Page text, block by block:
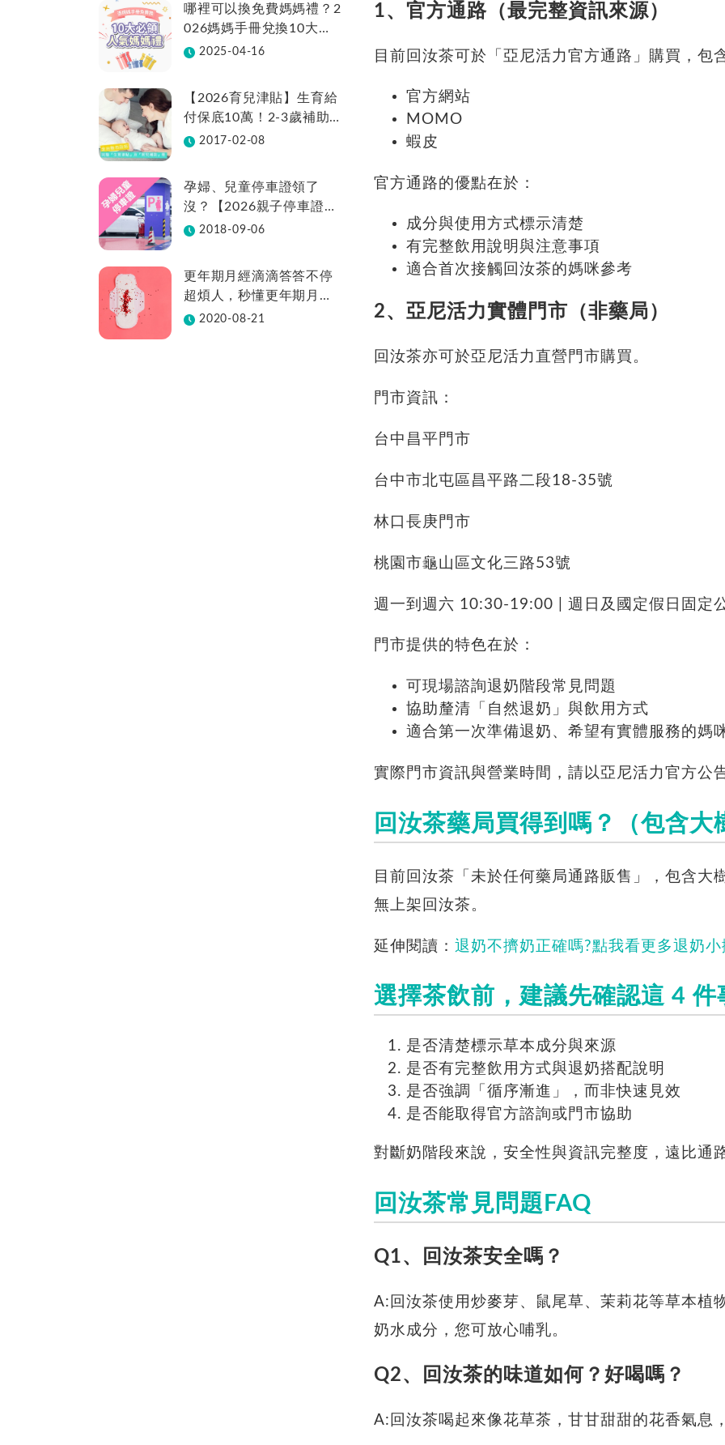
1、官方通路（最完整資訊來源）
目前回汝茶可於「亞尼活力官方通路」購買，包
官方網站
MOMO
蝦皮
官方通路的優點在於：
成分與使用方式標示清楚
有完整飲用說明與注意事項
適合首次接觸回汝茶的媽咪參考
2、亞尼活力實體門市（非藥局）
回汝茶亦可於亞尼活力直營門市購買。
門市資訊：
台中昌平門市
台中市北屯區昌平路二段18-35號
林口長庚門市
桃園市龜山區文化三路53號
週一到週六 10:30-19:00 | 週日及國定假日固定
門市提供的特色在於：
可現場諮詢退奶階段常見問題
協助釐清「自然退奶」與飲用方式
適合第一次準備退奶、希望有實體服務的媽
實際門市資訊與營業時間，請以亞尼活力官方公
回汝茶藥局買得到嗎？（包含大
目前回汝茶「未於任何藥局通路販售」，包含大
無上架回汝茶。
延伸閱讀： 退奶不擠奶正確嗎?點我看更多退奶小
選擇茶飲前，建議先確認這 4 件
是否清楚標示草本成分與來源
是否有完整飲用方式與退奶搭配說明
是否強調「循序漸進」，而非快速見效
是否能取得官方諮詢或門市協助
對斷奶階段來說，安全性與資訊完整度，遠比通
回汝茶常見問題FAQ
Q1、回汝茶安全嗎？
A:回汝茶使用炒麥芽、鼠尾草、茉莉花等草本植
奶水成分，您可放心哺乳。
Q2、回汝茶的味道如何？好喝嗎？
A:回汝茶喝起來像花草茶，甘甘甜甜的花香氣息
哪裡可以換免費媽媽禮？2
026媽媽手冊兌換10大品
牌懶人包一次看！
2025-04-16
【2026育兒津貼】生育給
付保底10萬！2-3歲補助
不中斷、全台22縣市補助
2017-02-08
孕婦、兒童停車證領了
沒？【2026親子停車證懶
人包】各縣市領取方法在
2018-09-06
更年期月經滴滴答答不停
超煩人，秒懂更年期月經
週期變化
2020-08-21